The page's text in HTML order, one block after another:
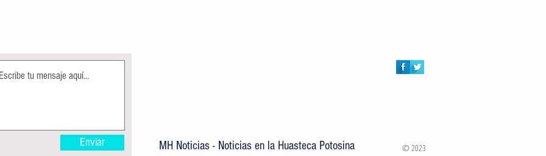
Enviar MH Noticias - Noticias en la Huasteca Potosina © 2023